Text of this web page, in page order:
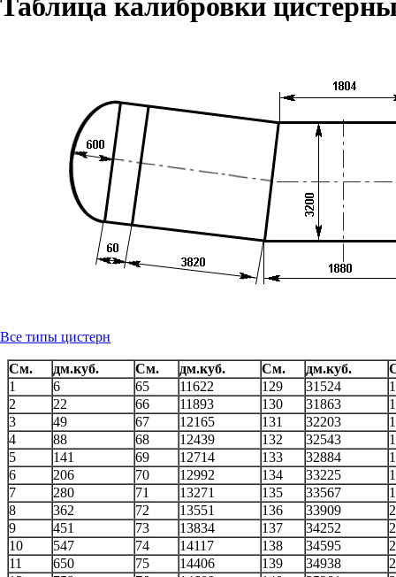
Таблица калибровки
Все типы цистерн
См. дм.куб. См. дм.куб. См. дм.куб.
1
6 65 11622 129 31524
2
22 66 11893 130 31863
3
49 67 12165 131 32203
4
88 68 12439 132 32543
5
141 69 12714 133 32884
6
206 70 12992 134 33225
7
280 71 13271 135 33567
8
362 72 13551 136 33909
9
451 73 13834 137 34252
10
547 74 14117 138 34595
11
650 75 14406 139 34938